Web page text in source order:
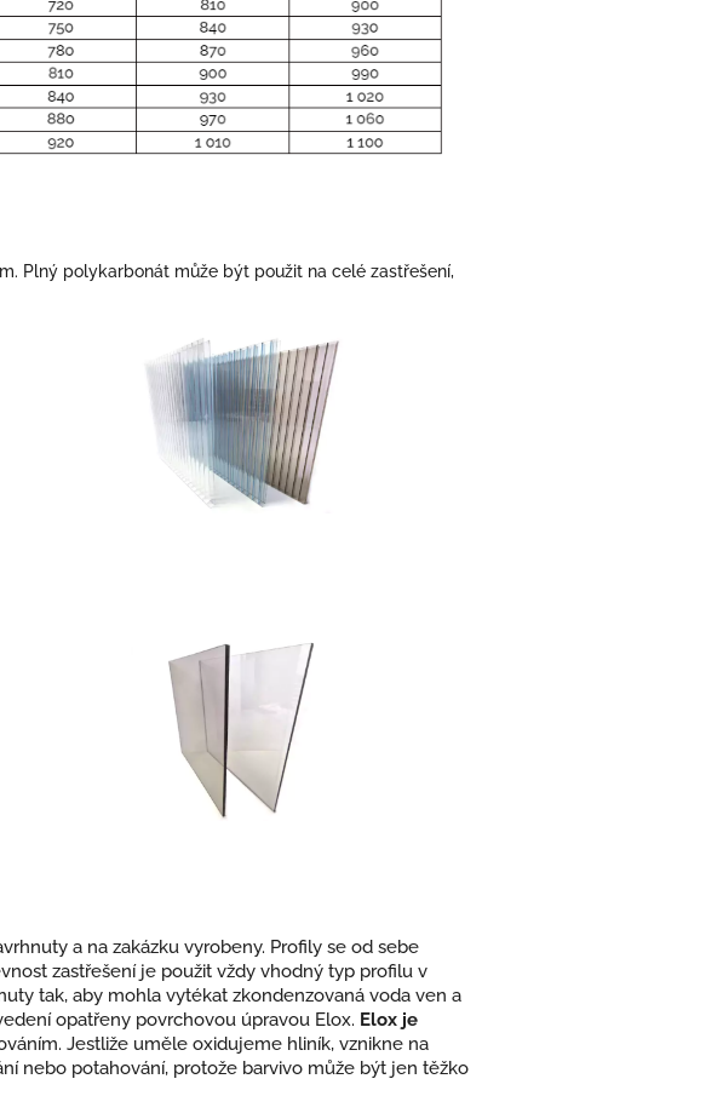
Plný polykarbonát může být použit na celé zastřešení,
a na zakázku vyrobeny. Profily se od sebe
zastřešení je použit vždy vhodný typ profilu v
tak, aby mohla vytékat zkondenzovaná voda ven a
opatřeny povrchovou úpravou Elox. Elox je
Jestliže uměle oxidujeme hliník, vznikne na
nebo potahování, protože barvivo může být jen těžko